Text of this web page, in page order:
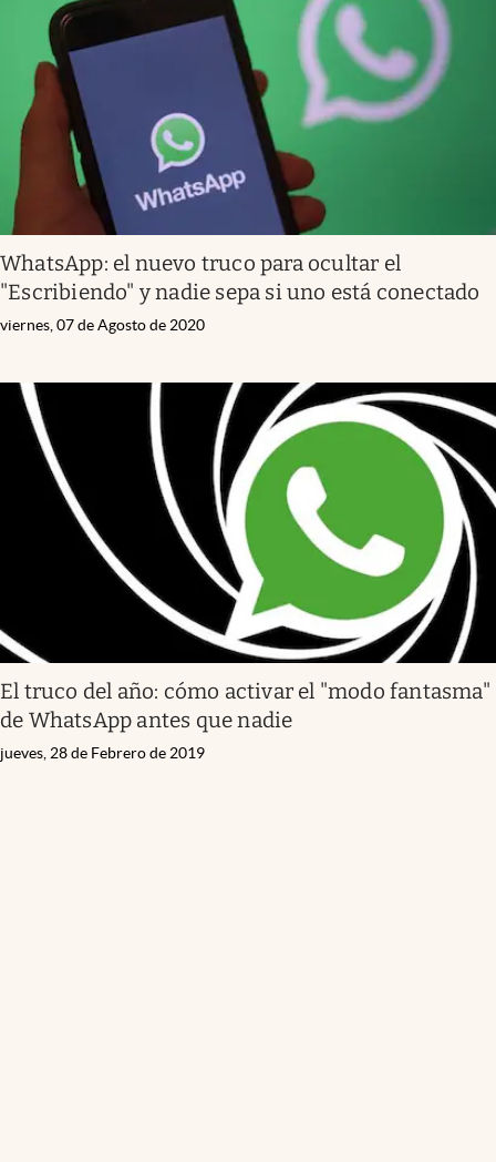
Infotechnology
Clase
Clima
Mundial 2026
Eventos Corporativos
El Cronista Studio
Mediakit
abre en nueva pestaña
Argentina
WhatsApp: el nuevo truco para ocultar el
"Escribiendo" y nadie sepa si uno está conectado
viernes, 07 de Agosto de 2020
El truco del año: cómo activar el "modo fantasma"
de WhatsApp antes que nadie
jueves, 28 de Febrero de 2019